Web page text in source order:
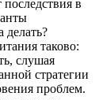
в
делать?
таково:
слушая
стратегии
проблем.